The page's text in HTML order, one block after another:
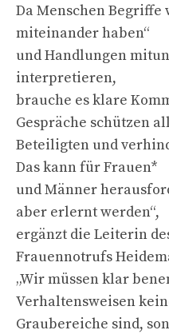
Da Menschen Begriffe
miteinander haben“
und Handlungen
interpretieren,
brauche es klare
Gespräche schützen
Beteiligten und
Das kann für Frauen*
und Männer
aber erlernt werden“,
ergänzt die Leiterin
Frauennotrufs
„Wir müssen klar
Verhaltensweisen
Graubereiche sind,